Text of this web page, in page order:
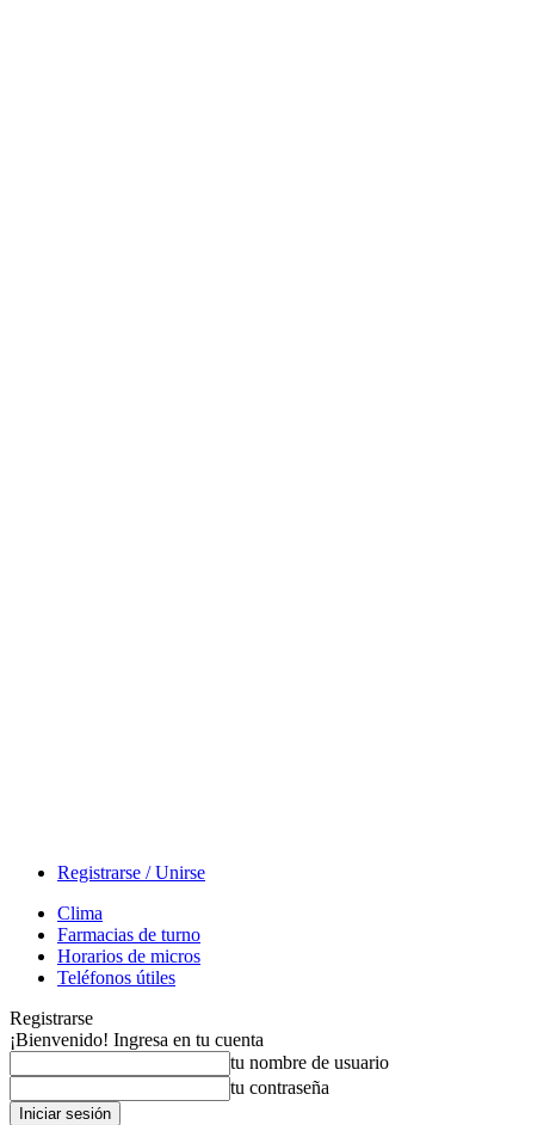
Registrarse / Unirse
Clima
Farmacias de turno
Horarios de micros
Teléfonos útiles
Registrarse
¡Bienvenido! Ingresa en tu cuenta
tu nombre de usuario
tu contraseña